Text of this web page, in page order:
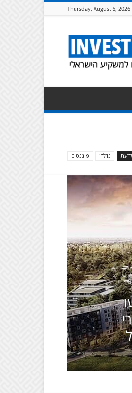
Thursday, August 6, 2026
Invest
Master
|
נדל"ן פיננסים